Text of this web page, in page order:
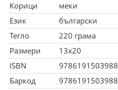
Корици
меки
Език
български
Тегло
220 грама
Размери
13x20
ISBN
9786191503988
Баркод
9786191503988